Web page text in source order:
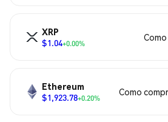
XRP
$1.04+0.00%
Como
Ethereum
$1,923.78+0.20%
Como